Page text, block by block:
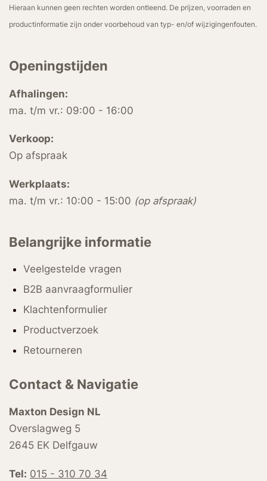
Hieraan kunnen geen rechten worden ontleend. De prijzen, voorraden en
productinformatie zijn onder voorbehoud van typ- en/of wijzigingenfouten.
Openingstijden
Afhalingen:
ma. t/m vr.: 09:00 - 16:00
Verkoop:
Op afspraak
Werkplaats:
ma. t/m vr.: 10:00 - 15:00 (op afspraak)
Belangrijke informatie
Veelgestelde vragen
B2B aanvraagformulier
Klachtenformulier
Productverzoek
Retourneren
Contact & Navigatie
Maxton Design NL
Overslagweg 5
2645 EK Delfgauw
Tel: 015 - 310 70 34